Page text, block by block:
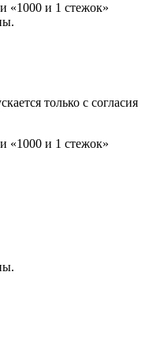
и 1 стежок»
только с согласия
и 1 стежок»